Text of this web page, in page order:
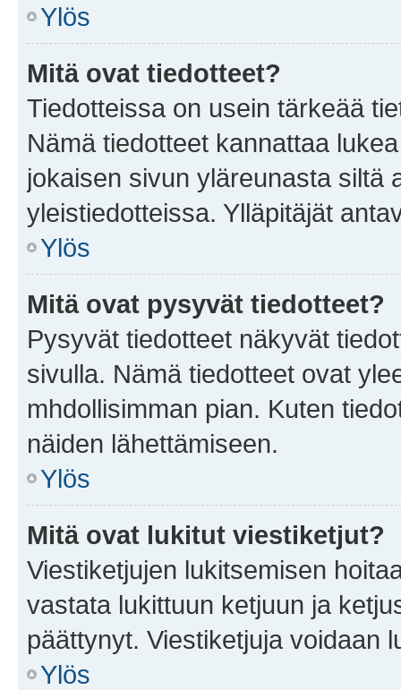
Ylös
Mitä ovat tiedotteet?
Tiedotteissa on usein tärkeää
Nämä tiedotteet kannattaa
jokaisen sivun yläreunasta siltä
yleistiedotteissa. Ylläpitäjät
Ylös
Mitä ovat pysyvät tiedotteet?
Pysyvät tiedotteet näkyvät
sivulla. Nämä tiedotteet ovat
mhdollisimman pian. Kuten
näiden lähettämiseen.
Ylös
Mitä ovat lukitut viestiketjut?
Viestiketjujen lukitsemisen
vastata lukittuun ketjuun ja
päättynyt. Viestiketjuja voidaan
Ylös